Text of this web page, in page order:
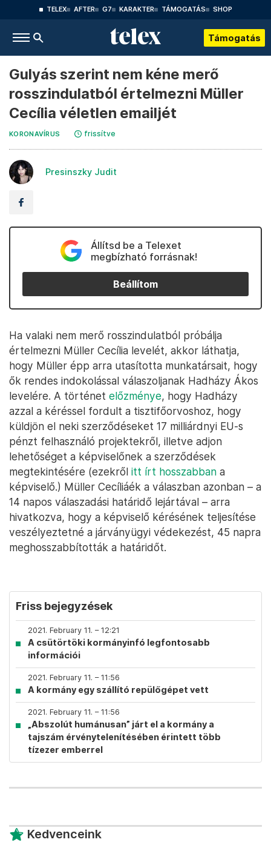
TELEX AFTER G7 KARAKTER TÁMOGATÁS SHOP
Támogatás
Gulyás szerint nem kéne merő
rosszindulatból értelmezni Müller
Cecília véletlen emailjét
KORONAVÍRUS frissítve
Presinszky Judit
Állítsd be a Telexet
megbízható forrásnak!
Beállítom
Ha valaki nem merő rosszindulatból próbálja
értelmezni Müller Cecília levelét, akkor láthatja,
hogy Müller épp arra utasította munkatársait, hogy
ők rendes indokolással válaszoljanak Hadházy Ákos
levelére. A történet előzménye, hogy Hadházy
azzal a kéréssel fordult a tisztifőorvoshoz, hogy
küldjön el neki szerződéseket 17 milliárdnyi EU-s
pénzt felhasználó projektekről, illetve adjon
lehetőséget a képviselőnek a szerződések
megtekintésére (ezekről itt írt hosszabban a
képviselő.) Müller Cecíliáék a válaszban azonban – a
14 napos válaszadási határidő lejártával – arra
hivatkozva, hogy a képviselő kérésének teljesítése
veszélyeztetné a járványügyi védekezést, 45 napra
meghosszabbították a határidőt.
Friss bejegyzések
2021. February 11. – 12:21
A csütörtöki kormányinfó legfontosabb
információi
2021. February 11. – 11:56
A kormány egy szállító repülőgépet vett
2021. February 11. – 11:56
„Abszolút humánusan” járt el a kormány a
tajszám érvénytelenítésében érintett több
tízezer emberrel
Kedvenceink